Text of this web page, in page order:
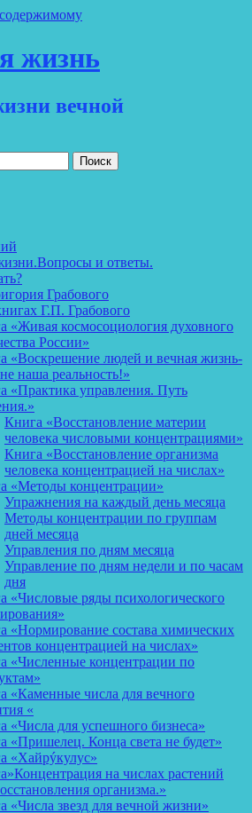
жизнь
вечной
и ответы.
Грабового
Г.П. Грабового
«Живая космосоциология духовного
России»
«Воскрешение людей и вечная жизнь-
наша реальность!»
«Практика управления. Путь
Книга «Восстановление материи
человека числовыми концентрациями»
Книга «Восстановление организма
человека концентрацией на числах»
«Методы концентрации»
Упражнения на каждый день месяца
Методы концентрации по группам
дней месяца
Управления по дням месяца
Управление по дням недели и по часам
дня
«Числовые ряды психологического
«Нормирование состава химических
концентрацией на числах»
«Численные концентрации по
«Каменные числа для вечного
«
«Числа для успешного бизнеса»
«Пришелец. Конца света не будет»
«Хайрýкулус»
на числах растений
организма.»
«Числа звезд для вечной жизни»